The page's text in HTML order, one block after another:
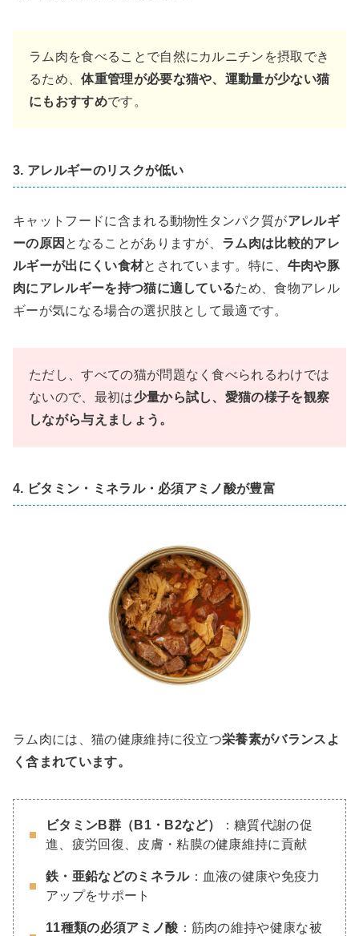
ラム肉を食べることで自然にカルニチンを摂取でき
るため、体重管理が必要な猫や、運動量が少ない猫
にもおすすめです。
3. アレルギーのリスクが低い
キャットフードに含まれる動物性タンパク質がアレルギ
ーの原因 となることがありますが、 ラム肉は比較的アレ
ルギーが出にくい食材とされています。特に、 牛肉や豚
肉にアレルギーを持つ猫に適しているため、食物アレル
ギーが気になる場合の選択肢として最適です。
ただし、すべての猫が問題なく食べられるわけでは
ないので、最初は少量から試し、愛猫の様子を観察
しながら与えましょう。
4. ビタミン・ミネラル・必須アミノ酸が豊富
ラム肉には、猫の健康維持に役立つ栄養素がバランスよ
く含まれています。
ビタミンB群（B1・B2など）
：糖質代謝の促
進、疲労回復、皮膚・粘膜の健康維持に貢献
鉄・亜鉛などのミネラル：血液の健康や免疫力
アップをサポート
11種類の必須アミノ酸 ：筋肉の維持や健康な被